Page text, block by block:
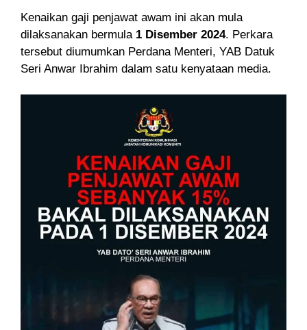
Kenaikan gaji penjawat awam ini akan mula
dilaksanakan bermula 1 Disember 2024. Perkara
tersebut diumumkan Perdana Menteri, YAB Datuk
Seri Anwar Ibrahim dalam satu kenyataan media.